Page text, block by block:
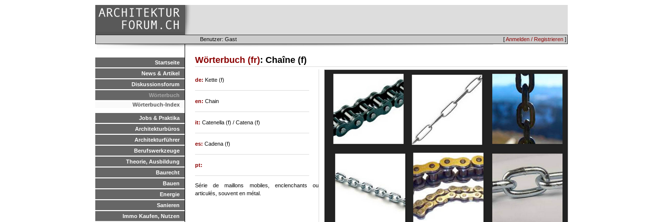
[Anmelden / Registrieren ]
Benutzer: Gast
Startseite
News & Artikel
Diskussionsforum
Wörterbuch
Wörterbuch-Index
Jobs & Praktika
Architekturbüros
Architekturführer
Berufswerkzeuge
Theorie, Ausbildung
Baurecht
Bauen
Energie
Sanieren
Immo Kaufen, Nutzen
Wörterbuch (fr): Chaîne (f)
de: Kette (f)
en: Chain
it: Catenella (f) / Catena (f)
es: Cadena (f)
pt:
Série de maillons mobiles, enclenchants ou
articulés, souvent en métal.